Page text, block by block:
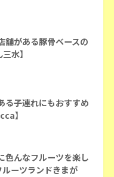
舗がある豚骨ベースの
水】
る子連れにもおすすめ
】
色んなフルーツを楽し
ーツランドきまが